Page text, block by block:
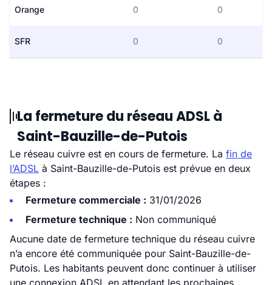
Orange 0 0
SFR 0 0
La fermeture du réseau ADSL à
Saint-Bauzille-de-Putois
Le réseau cuivre est en cours de fermeture. La fin de
l’ADSL à Saint-Bauzille-de-Putois est prévue en deux
étapes :
Fermeture commerciale : 31/01/2026
Fermeture technique : Non communiqué
Aucune date de fermeture technique du réseau cuivre
n’a encore été communiquée pour Saint-Bauzille-de-
Putois. Les habitants peuvent donc continuer à utiliser
une connexion ADSL en attendant les prochaines